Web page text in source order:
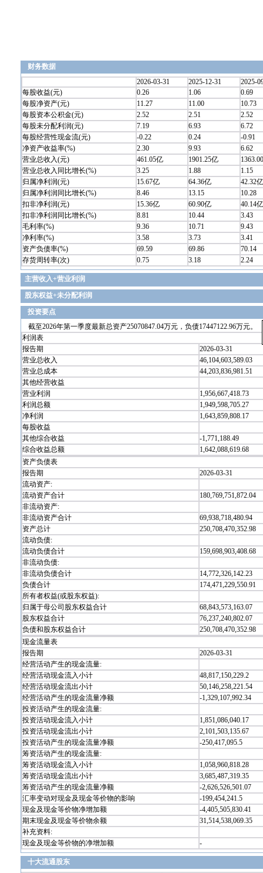
财务数据
2026-03-31
2025-12-31
2025-
每股收益(元)
0.26 1.06
0.69
每股净资产(元)
11.27 11.00
10.73
每股资本公积金(元)
2.52 2.51
2.52
每股未分配利润(元)
7.19 6.93
6.72
每股经营性现金流(元)
-0.22 0.24
-0.91
净资产收益率(%)
2.30 9.93
6.62
营业总收入(元)
461.05亿 1901.25亿
营业总收入同比增长(%)
3.25 1.88
1.15
归属净利润(元)
15.67亿 64.36亿
42.32亿
归属净利润同比增长(%)
8.46 13.15
10.28
扣非净利润(元)
15.36亿 60.90亿
40.14亿
扣非净利润同比增长(%)
8.81 10.44
3.43
毛利率(%)
9.36 10.71
9.43
净利率(%)
3.58 3.73
3.41
资产负债率(%)
69.59 69.86
70.14
存货周转率(次)
0.75 3.18 2.24
主营收入+营业利润
股东权益+未分配利润
投资要点
截至2026年第一季度最新总资产25070847.04万元，负债17447122.96万元。
利润表
报告期
2026-03-31
营业总收入
46,104,603,589.03
营业总成本
44,203,836,981.51
其他经营收益
营业利润
1,956,667,418.73
利润总额
1,949,598,705.27
净利润
1,643,859,808.17
每股收益
其他综合收益
-1,771,188.49
综合收益总额
1,642,088,619.68
资产负债表
报告期
2026-03-31
流动资产:
流动资产合计
180,769,751,872.04
非流动资产:
非流动资产合计
69,938,718,480.94
资产总计
250,708,470,352.98
流动负债:
流动负债合计
159,698,903,408.68
非流动负债:
非流动负债合计
14,772,326,142.23
负债合计
174,471,229,550.91
所有者权益(或股东权益):
归属于母公司股东权益合计
68,843,573,163.07
股东权益合计
76,237,240,802.07
负债和股东权益合计
250,708,470,352.98
现金流量表
报告期
2026-03-31
经营活动产生的现金流量:
经营活动现金流入小计
48,817,150,229.2
经营活动现金流出小计
50,146,258,221.54
经营活动产生的现金流量净额
-1,329,107,992.34
投资活动产生的现金流量:
投资活动现金流入小计
1,851,086,040.17
投资活动现金流出小计
2,101,503,135.67
投资活动产生的现金流量净额
-250,417,095.5
筹资活动产生的现金流量:
筹资活动现金流入小计
1,058,960,818.28
筹资活动现金流出小计
3,685,487,319.35
筹资活动产生的现金流量净额
-2,626,526,501.07
汇率变动对现金及现金等价物的影响
-199,454,241.5
现金及现金等价物净增加额
-4,405,505,830.41
期末现金及现金等价物余额
31,514,538,069.35
补充资料:
现金及现金等价物的净增加额
-
十大流通股东